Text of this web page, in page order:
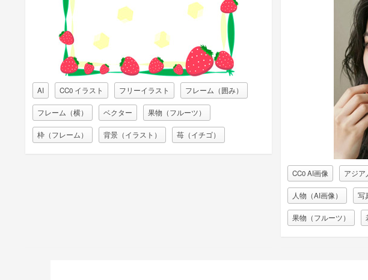
AI CC0 イラスト フリーイラスト フレーム（囲み）
フレーム（横） ベクター 果物（フルーツ）
枠（フレーム） 背景（イラスト） 苺（イチゴ）
CC0 AI画像 アジア
人物（AI画像） 写
果物（フルーツ）